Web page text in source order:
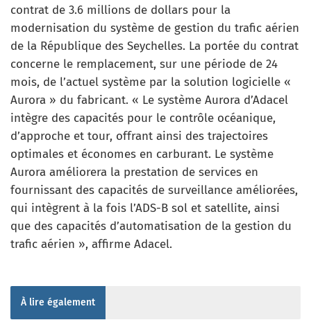
contrat de 3.6 millions de dollars pour la
modernisation du système de gestion du trafic aérien
de la République des Seychelles. La portée du contrat
concerne le remplacement, sur une période de 24
mois, de l’actuel système par la solution logicielle «
Aurora » du fabricant. « Le système Aurora d’Adacel
intègre des capacités pour le contrôle océanique,
d’approche et tour, offrant ainsi des trajectoires
optimales et économes en carburant. Le système
Aurora améliorera la prestation de services en
fournissant des capacités de surveillance améliorées,
qui intègrent à la fois l’ADS-B sol et satellite, ainsi
que des capacités d’automatisation de la gestion du
trafic aérien », affirme Adacel.
À lire également